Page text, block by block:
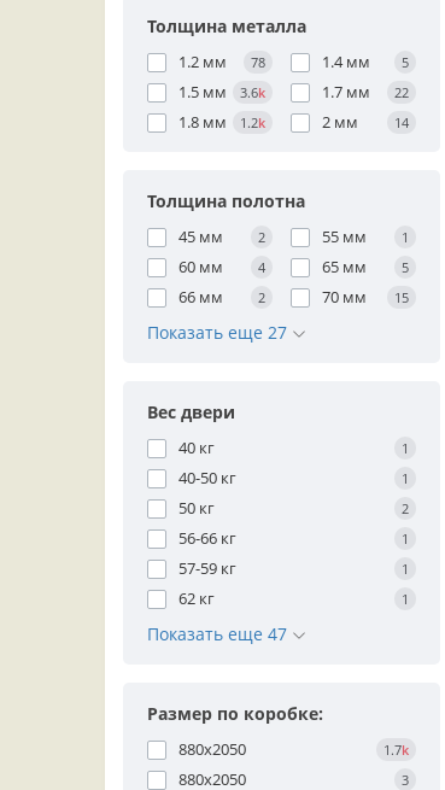
Толщина металла
1.2 мм 78 1.4 мм 5
1.5 мм 3.6k 1.7 мм 22
1.8 мм 1.2k 2 мм 14
Толщина полотна
45 мм 2 55 мм 1
60 мм 4 65 мм 5
66 мм 2 70 мм 15
Показать еще 27
Вес двери
40 кг 1
40-50 кг 1
50 кг 2
56-66 кг 1
57-59 кг 1
62 кг 1
Показать еще 47
Размер по коробке:
880x2050 1.7k
880х2050 3